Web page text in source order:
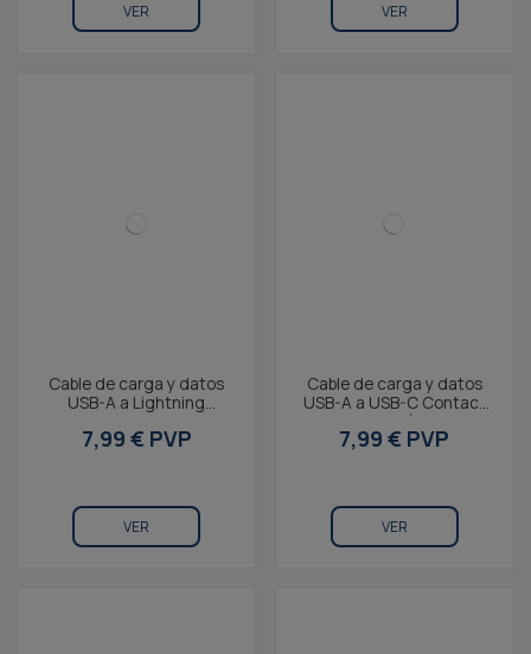
VER VER
Cable de carga y datos
USB-A a Lightning
rápida, 1 m, Lila
7,99 € PVP
VER
Cable de carga y datos
USB-A a USB-C Contact
20 W, Carga rápida, 1 m,
lila
7,99 € PVP
VER